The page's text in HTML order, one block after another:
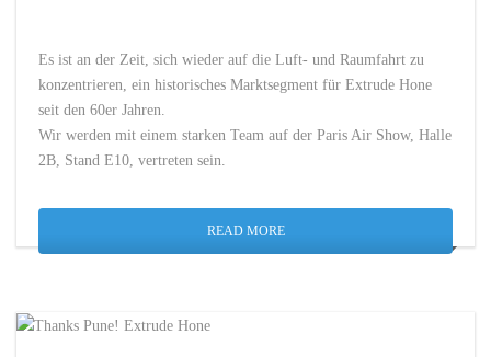
Es ist an der Zeit, sich wieder auf die Luft- und Raumfahrt zu
konzentrieren, ein historisches Marktsegment für Extrude Hone
seit den 60er Jahren.
Wir werden mit einem starken Team auf der Paris Air Show, Halle
2B, Stand E10, vertreten sein.
READ MORE